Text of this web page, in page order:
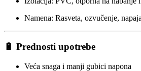
Namena: Rasveta, ozvučenje,
🔋 Prednosti upotrebe
Veća snaga i manji gubici napona